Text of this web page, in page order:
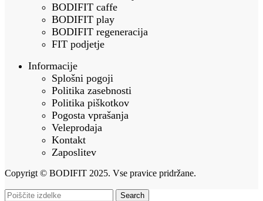
BODIFIT caffe
BODIFIT play
BODIFIT regeneracija
FIT podjetje
Informacije
Splošni pogoji
Politika zasebnosti
Politika piškotkov
Pogosta vprašanja
Veleprodaja
Kontakt
Zaposlitev
Copyrigt © BODIFIT 2025. Vse pravice pridržane.
Search